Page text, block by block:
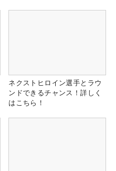
ネクストヒロイン選手とラウ
ンドできるチャンス！詳しく
はこちら！